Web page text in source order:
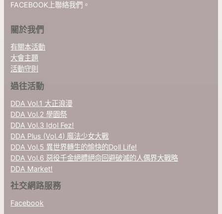
FACEBOOK上聯絡我們。
關於我們
有關本活動
大會主題
活動守則
過往活動
DDA Vol.1 大正浪漫
DDA Vol.2 學園祭
DDA Vol.3 Idol Fez!
DDA Plus (Vol.4) 魔法少女大戰
DDA Vol.5 異世界轉生的愉快的Doll Life!
DDA Vol.6 惡役千金絕體絕命回避破滅的人偶界大戰略
DDA Market!
社交網路服務
Facebook